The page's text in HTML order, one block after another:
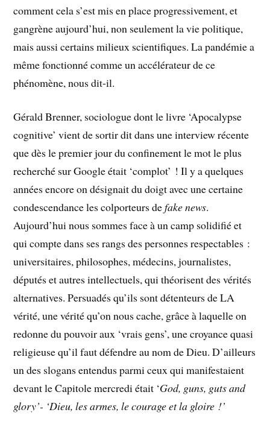
comment cela s’est mis en place progressivement, et
gangrène aujourd’hui, non seulement la vie politique,
mais aussi certains milieux scientifiques. La pandémie a
même fonctionné comme un accélérateur de ce
phénomène, nous dit-il.
Gérald Brenner, sociologue dont le livre ‘Apocalypse
cognitive’ vient de sortir dit dans une interview récente
que dès le premier jour du confinement le mot le plus
recherché sur Google était ‘complot’ ! Il y a quelques
années encore on désignait du doigt avec une certaine
condescendance les colporteurs defake news.
Aujourd’hui nous sommes face à un camp solidifié et
qui compte dans ses rangs des personnes respectables :
universitaires, philosophes, médecins, journalistes,
députés et autres intellectuels, qui théorisent des vérités
alternatives. Persuadés qu’ils sont détenteurs de LA
vérité, une vérité qu’on nous cache, grâce à laquelle on
redonne du pouvoir aux ‘vrais gens’, une croyance quasi
religieuse qu’il faut défendre au nom de Dieu. D’ailleurs
un des slogans entendus parmi ceux qui manifestaient
devant le Capitole mercredi était ‘God, guns, guts and
glory’- ‘Dieu, les armes, le courage et la gloire !’